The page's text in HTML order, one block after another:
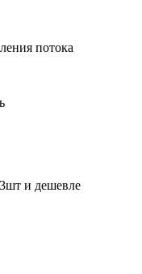
потока
и дешевле